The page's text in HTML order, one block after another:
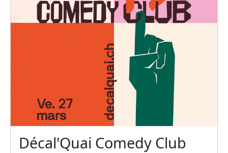
Décal'Quai Comedy Club